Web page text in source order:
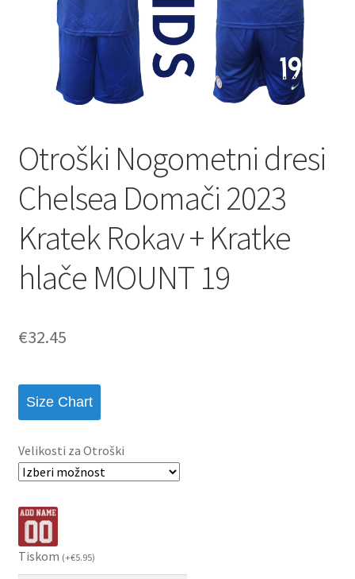
Otroški Nogometni dresi
Chelsea Domači 2023
Kratek Rokav + Kratke
hlače MOUNT 19
€32.45
Size Chart
Velikosti za Otroški
Tiskom (+€5.95)